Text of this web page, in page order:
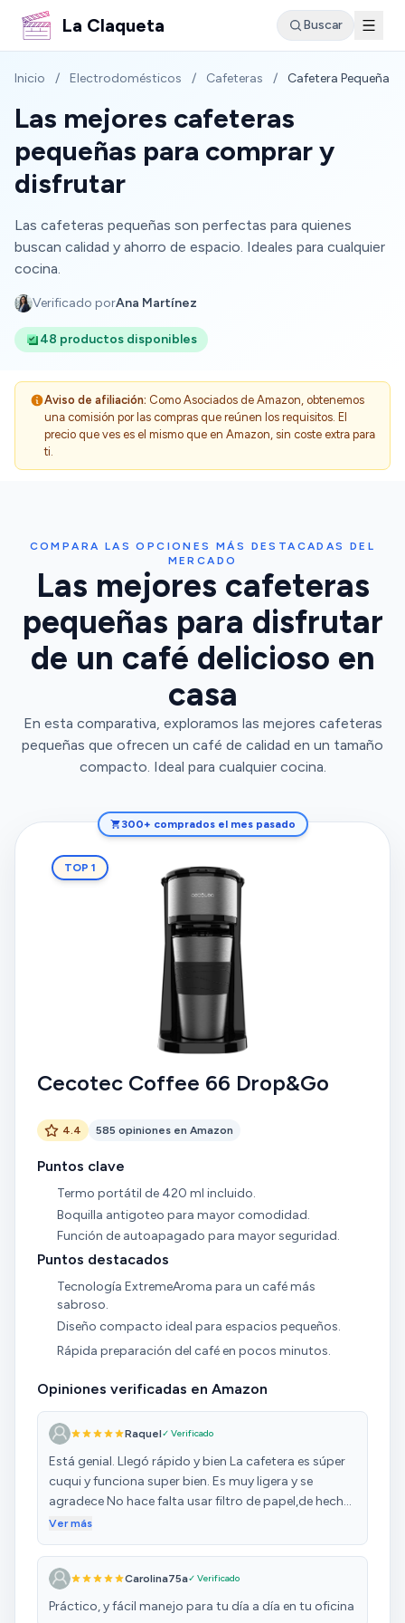
La Claqueta Buscar
Inicio / Electrodomésticos / Cafeteras / Cafetera Pequeña
Las mejores cafeteras
pequeñas para comprar y
disfrutar
Las cafeteras pequeñas son perfectas para quienes
buscan calidad y ahorro de espacio. Ideales para cualquier
cocina.
Verificado porAna Martínez
48 productos disponibles
Aviso de afiliación: Como Asociados de Amazon, obtenemos
una comisión por las compras que reúnen los requisitos. El
precio que ves es el mismo que en Amazon, sin coste extra para
ti.
COMPARA LAS OPCIONES MÁS DESTACADAS DEL
MERCADO
Las mejores cafeteras
pequeñas para disfrutar
de un café delicioso en
casa
En esta comparativa, exploramos las mejores cafeteras
pequeñas que ofrecen un café de calidad en un tamaño
compacto. Ideal para cualquier cocina.
300+ comprados el mes pasado
TOP 1
Cecotec Coffee 66 Drop&Go
4.4 585 opiniones en Amazon
Puntos clave
Termo portátil de 420 ml incluido.
Boquilla antigoteo para mayor comodidad.
Función de autoapagado para mayor seguridad.
Puntos destacados
Tecnología ExtremeAroma para un café más
sabroso.
Diseño compacto ideal para espacios pequeños.
Rápida preparación del café en pocos minutos.
Opiniones verificadas en Amazon
Raquel✓ Verificado
Está genial. Llegó rápido y bien La cafetera es súper
cuqui y funciona super bien. Es muy ligera y se
agradece No hace falta usar filtro de papel,de hecho
compré el núm 2 que es el que recomiendan y
hay que pasar el filtro por el grifo y donde va y el vaso
se puede meter en el lavavajillas. El vaso recomiendo
quitar la tira de goma antideslizante para lavarlo en
Ver más
Carolina75a✓ Verificado
Práctico, y fácil manejo para tu día a día en tu oficina